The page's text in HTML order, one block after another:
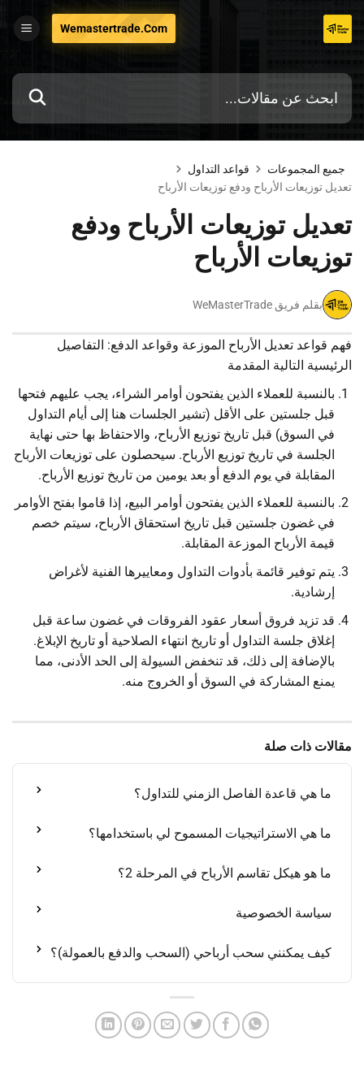
إلى
Wemastertrade.com
جميع المجموعات
قواعد التداول
تعديل توزيعات الأرباح ودفع توزيعات الأرباح
تعديل توزيعات الأرباح ودفع
توزيعات الأرباح
بقلم فريق WeMasterTrade
فهم قواعد تعديل الأرباح الموزعة وقواعد الدفع: التفاصيل
الرئيسية التالية المقدمة
بالنسبة للعملاء الذين يفتحون أوامر الشراء، يجب عليهم فتحها
قبل جلستين على الأقل (تشير الجلسات هنا إلى أيام التداول
في السوق) قبل تاريخ توزيع الأرباح، والاحتفاظ بها حتى نهاية
الجلسة في تاريخ توزيع الأرباح. سيحصلون على توزيعات الأرباح
المقابلة في يوم الدفع أو بعد يومين من تاريخ توزيع الأرباح.
بالنسبة للعملاء الذين يفتحون أوامر البيع، إذا قاموا بفتح الأوامر
في غضون جلستين قبل تاريخ استحقاق الأرباح، سيتم خصم
قيمة الأرباح الموزعة المقابلة.
يتم توفير قائمة بأدوات التداول ومعاييرها الفنية لأغراض
إرشادية.
قد تزيد فروق أسعار عقود الفروقات في غضون ساعة قبل
إغلاق جلسة التداول أو تاريخ انتهاء الصلاحية أو تاريخ الإبلاغ.
بالإضافة إلى ذلك، قد تنخفض السيولة إلى الحد الأدنى، مما
يمنع المشاركة في السوق أو الخروج منه.
مقالات ذات صلة
ما هي قاعدة الفاصل الزمني للتداول؟
ما هي الاستراتيجيات المسموح لي باستخدامها؟
ما هو هيكل تقاسم الأرباح في المرحلة 2؟
سياسة الخصوصية
كيف يمكنني سحب أرباحي (السحب والدفع بالعمولة)؟